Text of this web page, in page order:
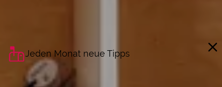
Jeden Monat neue Tipps